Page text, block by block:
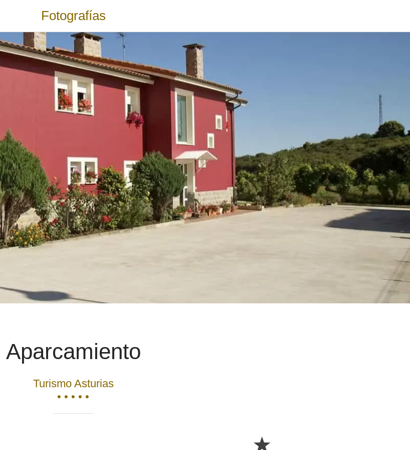
Fotografías
Aparcamiento
Turismo Asturias
• • • • •